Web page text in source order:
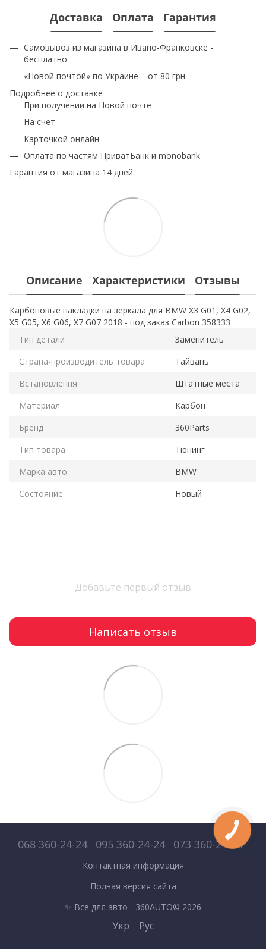
Доставка Оплата Гарантия
Самовывоз из магазина в Ивано-Франковске -
бесплатно.
«Новой почтой» по Украине – от 80 грн.
Подробнее о доставке
При получении на Новой почте
На счет
Карточкой онлайн
Оплата по частям ПриватБанк и monobank
Гарантия от магазина 14 дней
Описание Характеристики Отзывы
Карбоновые накладки на зеркала для BMW X3 G01, X4 G02,
X5 G05, X6 G06, X7 G07 2018 - под заказ Carbon 358333
Тип детали
Заменитель
Страна-производитель товара
Тайвань
Встановлення
Штатные места
Материал
Карбон
Бренд
360Parts
Тип товара
Тюнинг
Марка авто
BMW
Состояние
Новый
Добавьте первый отзыв
Написать отзыв
068 360-24-24 095 360-24-24 073 360-24-24
Контактная информация
Полная версия сайта
✨ Все для авто - 360AUTO© 2026
Укр Рус